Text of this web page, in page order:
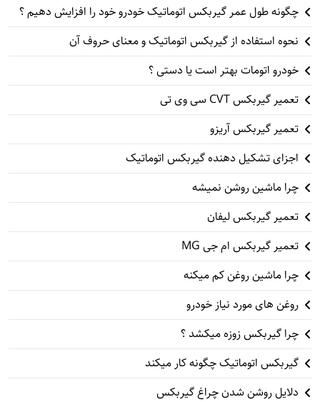
چگونه طول عمر گیربکس اتوماتیک خودرو خود را افزایش دهیم ؟
نحوه استفاده از گیربکس اتوماتیک و معنای حروف آن
خودرو اتومات بهتر است یا دستی ؟
تعمیر گیربکس CVT سی وی تی
تعمیر گیربکس آریزو
اجزای تشکیل دهنده گیربکس اتوماتیک
چرا ماشین روشن نمیشه
تعمیر گیربکس لیفان
تعمیر گیربکس ام جی MG
چرا ماشین روغن کم میکنه
روغن های مورد نیاز خودرو
چرا گیربکس زوزه میکشد ؟
گیربکس اتوماتیک چگونه کار میکند
دلایل روشن شدن چراغ گیربکس